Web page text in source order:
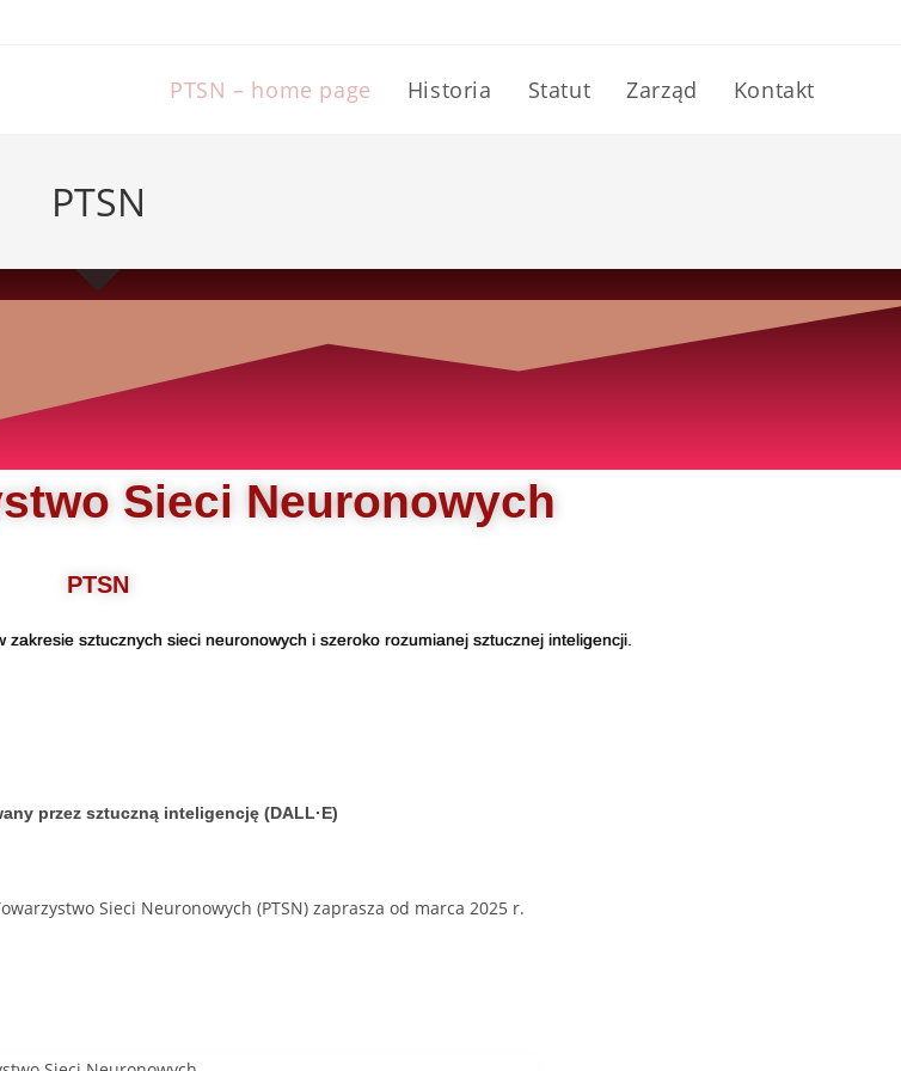
PTSN – home page Historia Statut Zarząd Kontakt
PTSN
Sieci Neuronowych
PTSN
sztucznych sieci neuronowych i szeroko rozumianej sztucznej inteligencji.
przez sztuczną inteligencję (DALL·E)
Sieci Neuronowych (PTSN) zaprasza od marca 2025 r.